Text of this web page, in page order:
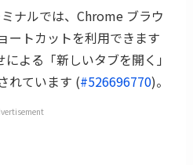
ナルでは、Chrome ブラウ
ートカットを利用できます
よる「新しいタブを開く」
れています (#526696770)。